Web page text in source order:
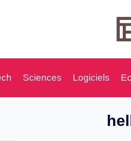
Sciences Logiciels